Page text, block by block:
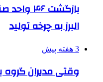
بازگشت
البرز به چرخه تولید
3 هفته پیش
وقتی مدیران گروه